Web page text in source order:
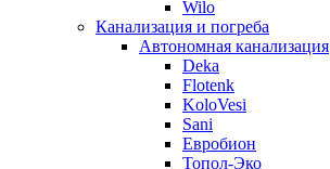
Wilo
Канализация и погреба
Автономная канализация
Deka
Flotenk
KoloVesi
Sani
Евробион
Топол-Эко